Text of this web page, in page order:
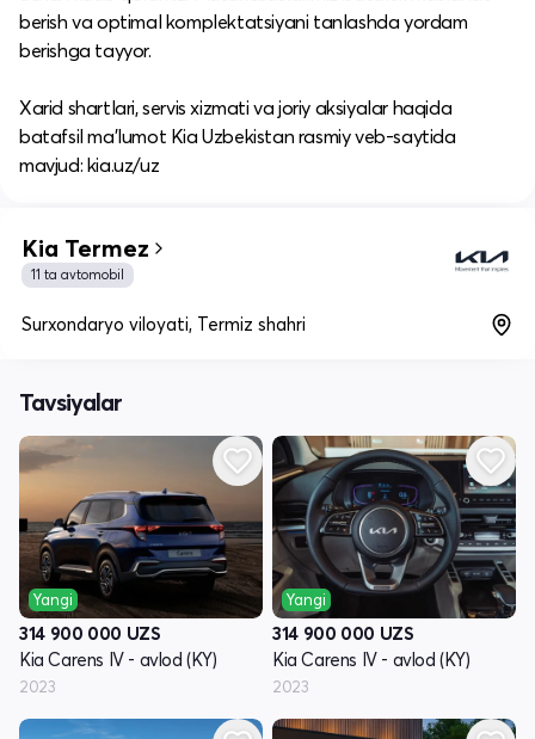
berish va optimal komplektatsiyani tanlashda yordam
berishga tayyor.
​Xarid shartlari, servis xizmati va joriy aksiyalar haqida
batafsil ma’lumot Kia Uzbekistan rasmiy veb-saytida
mavjud: kia.uz/uz
Kia Termez
11 ta avtomobil
Surxondaryo viloyati, Termiz shahri
Tavsiyalar
Yangi
314 900 000 UZS
Kia Carens IV - avlod (KY)
2023
Yangi
314 900 000 UZS
Kia Carens IV - avlod (KY)
2023